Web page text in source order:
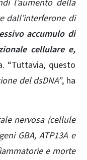
l’aumento della
dall’interferone di
accumulo di
cellulare e,
“Tuttavia, questo
del dsDNA”, ha
nervosa (cellule
GBA, ATP13A e
e morte